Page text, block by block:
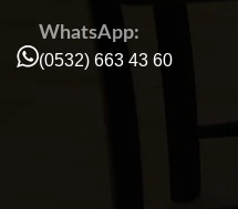
WhatsApp:
(0532) 663 43 60